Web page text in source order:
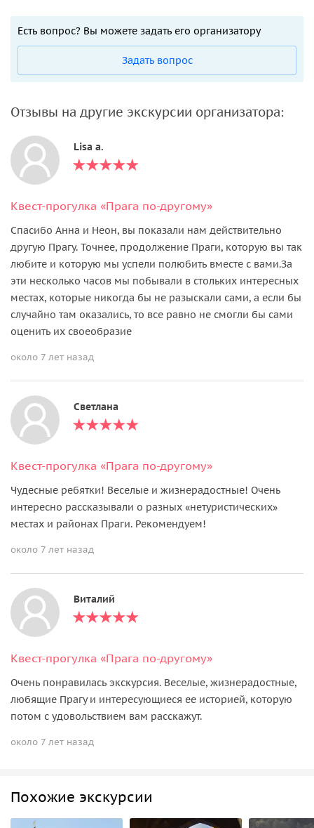
Есть вопрос? Вы можете задать его организатору
Задать вопрос
Отзывы на другие экскурсии организатора:
Lisa a.
Квест-прогулка «Прага по-другому»
Спасибо Анна и Неон, вы показали нам действительно
другую Прагу. Точнее, продолжение Праги, которую вы так
любите и которую мы успели полюбить вместе с вами.За
эти несколько часов мы побывали в стольких интересных
местах, которые никогда бы не разыскали сами, а если бы
случайно там оказались, то все равно не смогли бы сами
оценить их своеобразие
около 7 лет назад
Светлана
Квест-прогулка «Прага по-другому»
Чудесные ребятки! Веселые и жизнерадостные! Очень
интересно рассказывали о разных «нетуристических»
местах и районах Праги. Рекомендуем!
около 7 лет назад
Виталий
Квест-прогулка «Прага по-другому»
Очень понравилась экскурсия. Веселые, жизнерадостные,
любящие Прагу и интересующиеся ее историей, которую
потом с удовольствием вам расскажут.
около 7 лет назад
Похожие экскурсии